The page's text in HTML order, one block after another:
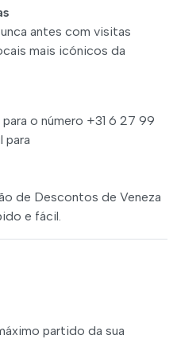
antes com visitas
mais icónicos da
o número +31 6 27 99
para
de Descontos de Veneza
e fácil.
partido da sua